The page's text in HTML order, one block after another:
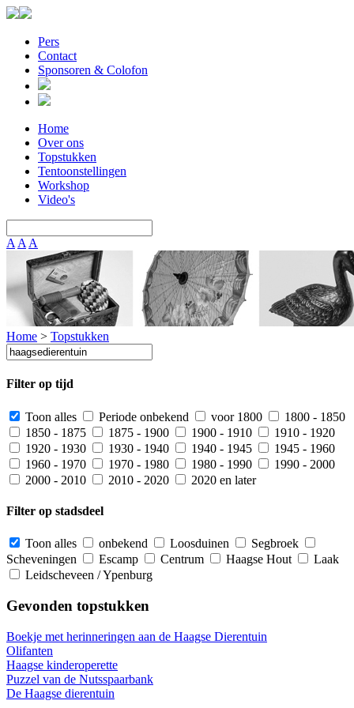
Pers
Contact
Sponsoren & Colofon
Home
Over ons
Topstukken
Tentoonstellingen
Workshop
Video's
A A A
Home > Topstukken
Filter op tijd
Toon alles Periode onbekend voor 1800
1800 - 1850
1850 - 1875
1875 - 1900 1900 - 1910
1910 - 1920
1920 - 1930
1930 - 1940 1940 - 1945
1945 - 1960
1960 - 1970
1970 - 1980 1980 - 1990
1990 - 2000
2000 - 2010
2010 - 2020 2020 en later
Filter op stadsdeel
Toon alles onbekend Loosduinen
Segbroek
Scheveningen
Escamp Centrum Haagse Hout
Laak
Leidscheveen / Ypenburg
Gevonden topstukken
Boekje met herinneringen aan de Haagse Dierentuin
Olifanten
Haagse kinderoperette
Puzzel van de Nutsspaarbank
De Haagse dierentuin